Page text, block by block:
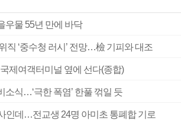
우물 55년 만에 바닥
직 ‘중수청 러시’ 전망…檢 기피와 대조
제여객터미널 옆에 선다(종합)
소식…‘극한 폭염’ 한풀 꺾일 듯
인데…전교생 24명 아미초 통폐합 기로